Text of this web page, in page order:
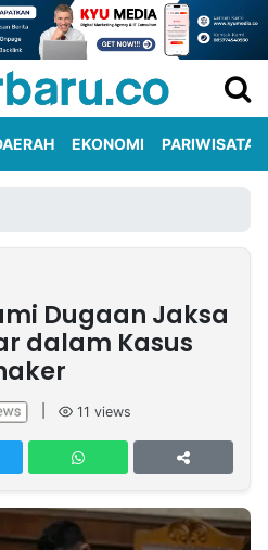
EKONOMI PARIWISATA
Dugaan Jaksa
dalam Kasus
11 views